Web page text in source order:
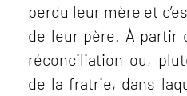
perdu leur mère et
de leur père. À partir
réconciliation ou,
de la fratrie, dans